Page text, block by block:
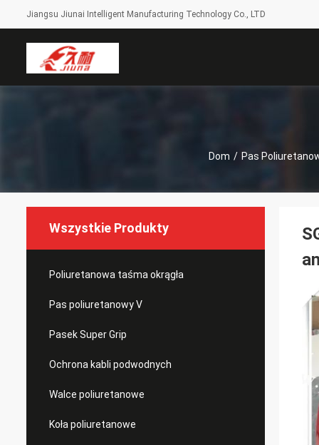
Jiangsu Jiunai Intelligent Manufacturing Technology Co., LTD
Dom / Pas
Wszystkie Produkty
Poliuretanowa taśma okrągła
Pas poliuretanowy V
Pasek Super Grip
Ochrona kabli podwodnych
Walce poliuretanowe
Koła poliuretanowe